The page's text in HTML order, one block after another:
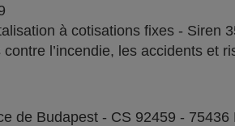
à cotisations fixes - Siren
l’incendie, les accidents et
de Budapest - CS 92459 -